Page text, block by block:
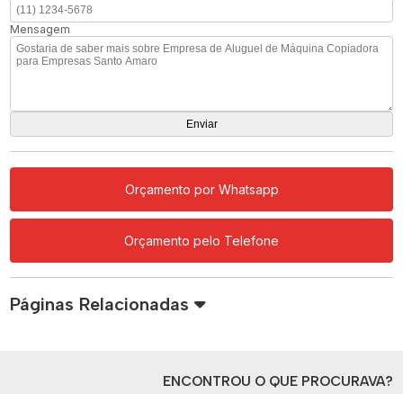
Mensagem
Orçamento por Whatsapp
Orçamento pelo Telefone
Páginas Relacionadas
ENCONTROU O QUE PROCURAVA?